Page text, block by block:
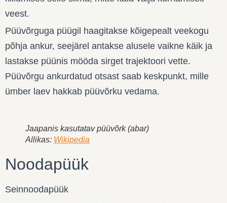
veest.
Püüvõrguga püügil haagitakse kõigepealt veekogu
põhja ankur, seejärel antakse alusele vaikne käik ja
lastakse püünis mööda sirget trajektoori vette.
Püüvõrgu ankurdatud otsast saab keskpunkt, mille
ümber laev hakkab püüvõrku vedama.
Jaapanis kasutatav püüvõrk (abar)
Allikas: Wikipedia
Noodapüük
Seinnoodapüük